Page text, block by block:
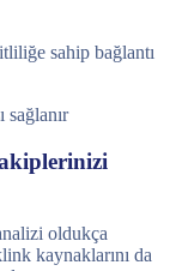
sahip bağlantı
sağlanır
oldukça
kaynaklarını da